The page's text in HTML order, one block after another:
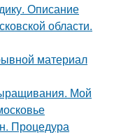
Описание
области.
материал
Мой
Процедура